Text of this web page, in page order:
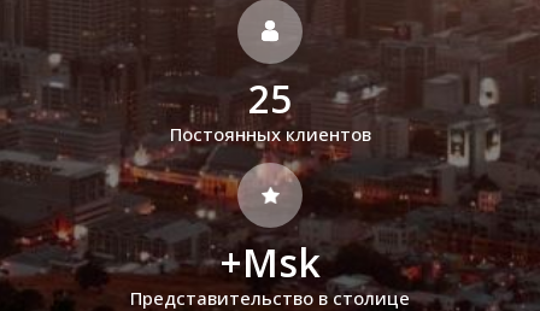
25
Постоянных клиентов
+Msk
Представительство в столице